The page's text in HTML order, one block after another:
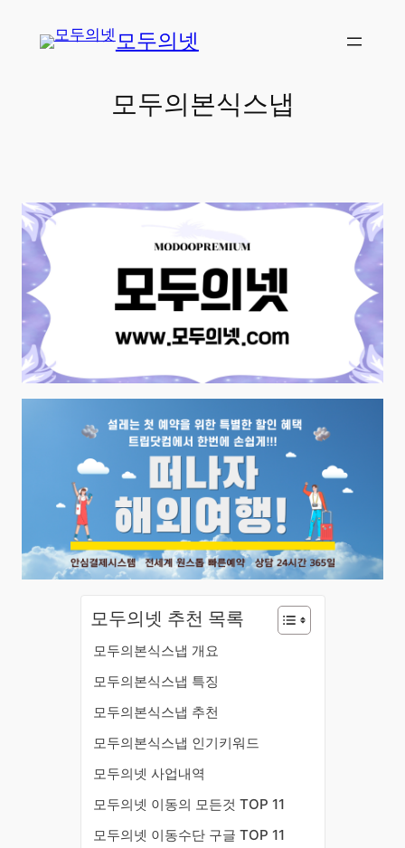
모두의넷
모두의본식스냅
모두의넷 추천 목록
모두의본식스냅 개요
모두의본식스냅 특징
모두의본식스냅 추천
모두의본식스냅 인기키워드
모두의넷 사업내역
모두의넷 이동의 모든것 TOP 11
모두의넷 이동수단 구글 TOP 11